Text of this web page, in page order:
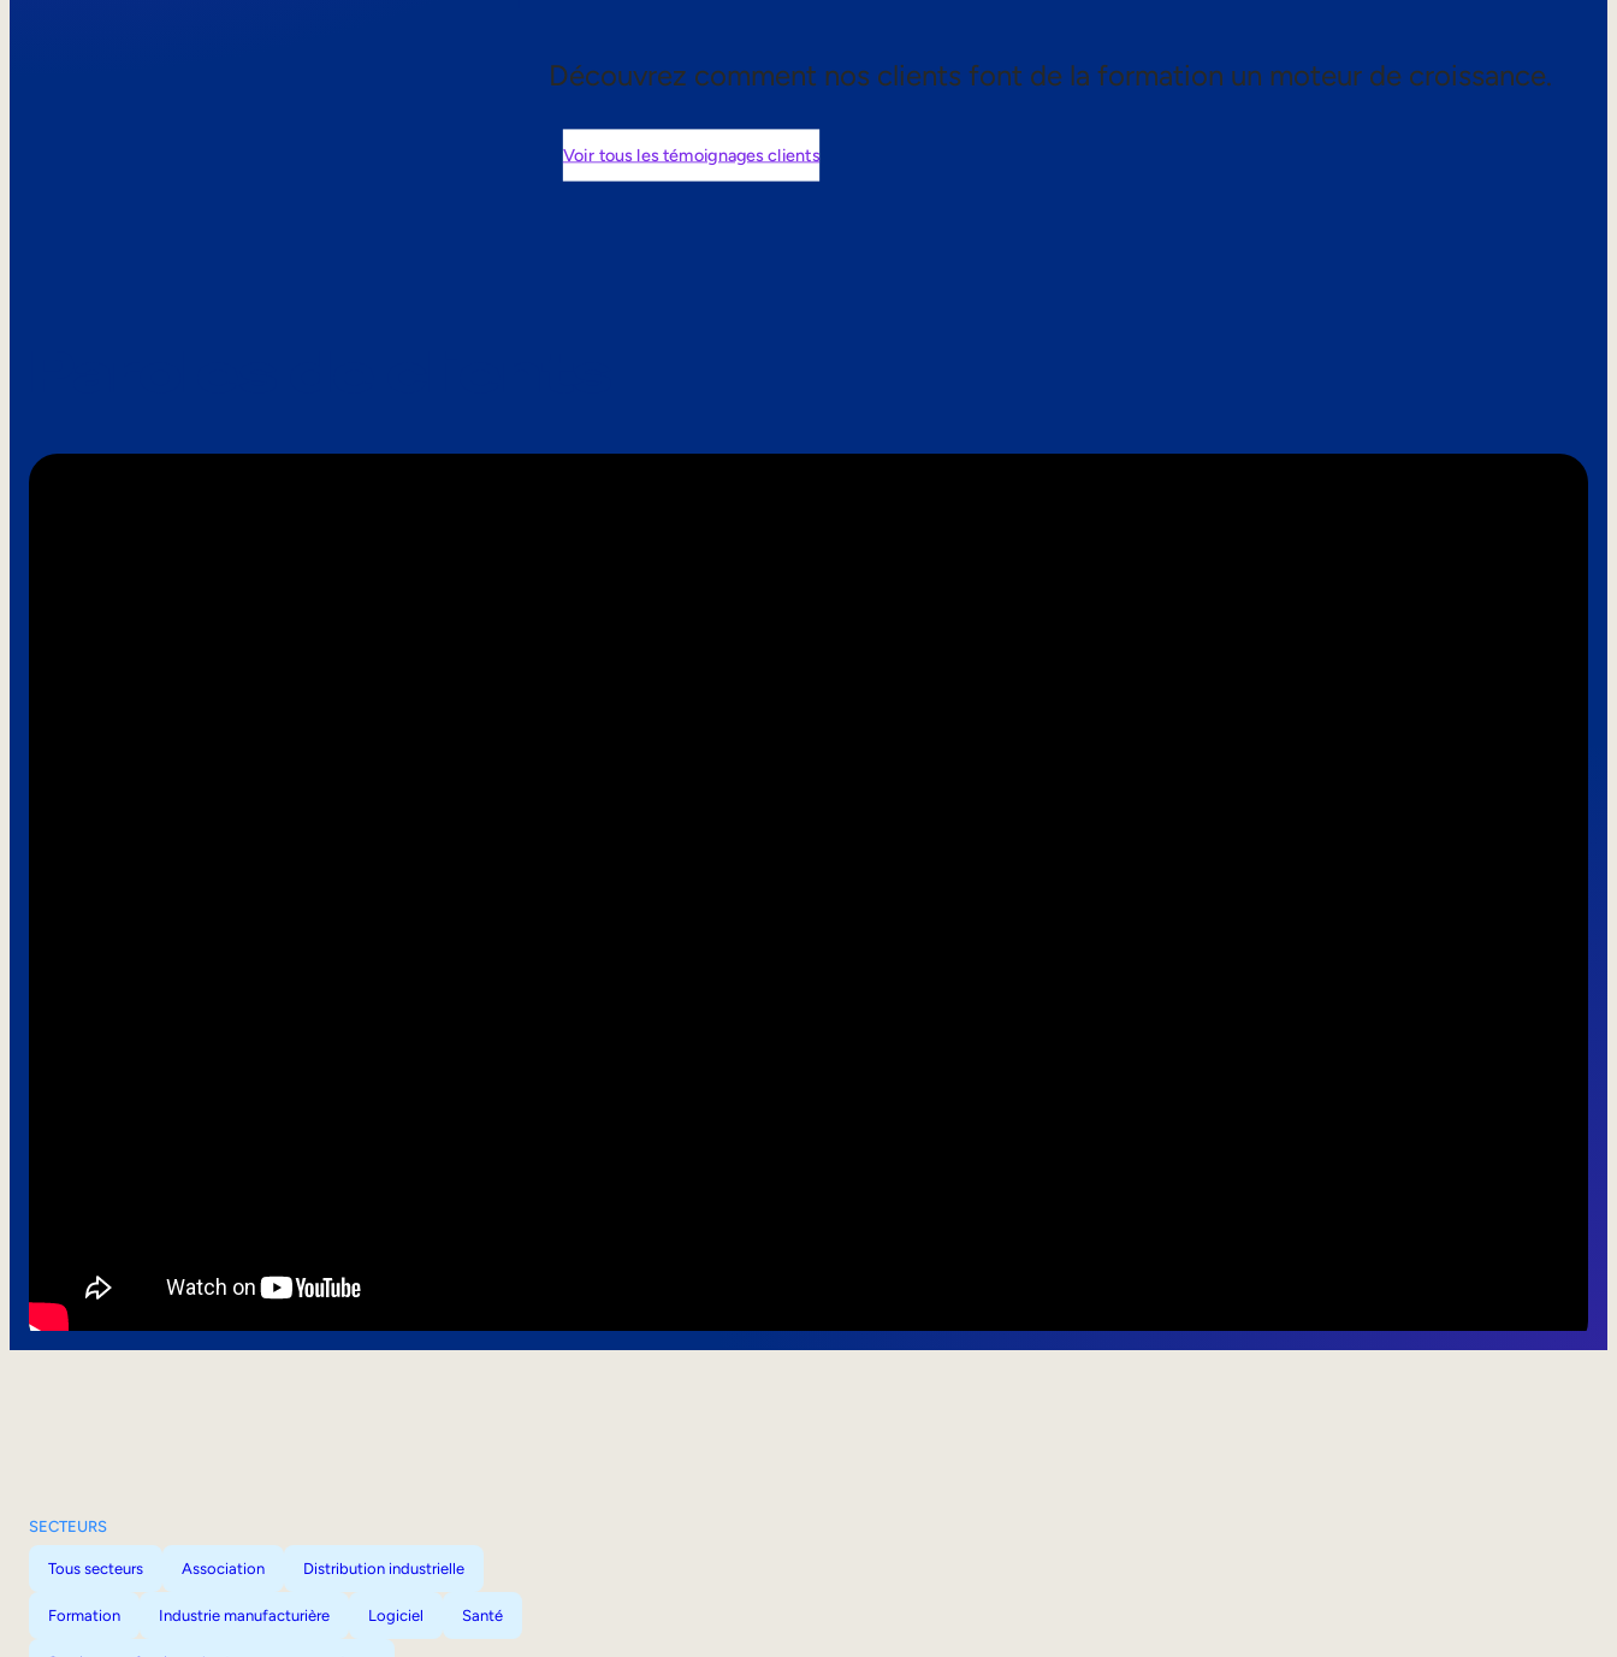
Découvrez comment nos clients font de la formation un moteur de croissance.
Voir tous les témoignages clients
SECTEURS
Tous secteurs Association Distribution industrielle
Formation Industrie manufacturière Logiciel Santé